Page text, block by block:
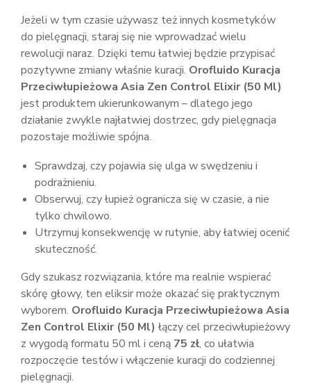
Jeżeli w tym czasie używasz też innych kosmetyków
do pielęgnacji, staraj się nie wprowadzać wielu
rewolucji naraz. Dzięki temu łatwiej będzie przypisać
pozytywne zmiany właśnie kuracji. Orofluido Kuracja
Przeciwłupieżowa Asia Zen Control Elixir (50 Ml)
jest produktem ukierunkowanym – dlatego jego
działanie zwykle najłatwiej dostrzec, gdy pielęgnacja
pozostaje możliwie spójna.
Sprawdzaj, czy pojawia się ulga w swędzeniu i
podrażnieniu.
Obserwuj, czy łupież ogranicza się w czasie, a nie
tylko chwilowo.
Utrzymuj konsekwencję w rutynie, aby łatwiej ocenić
skuteczność.
Gdy szukasz rozwiązania, które ma realnie wspierać
skórę głowy, ten eliksir może okazać się praktycznym
wyborem. Orofluido Kuracja Przeciwłupieżowa Asia
Zen Control Elixir (50 Ml) łączy cel przeciwłupieżowy
z wygodą formatu 50 ml i ceną 75 zł, co ułatwia
rozpoczęcie testów i włączenie kuracji do codziennej
pielęgnacji.